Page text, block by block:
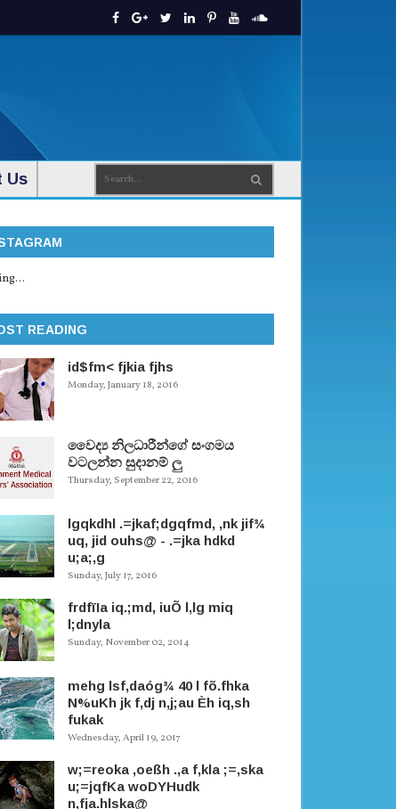
Us
READING
id$fm< fjkia fjhs
Monday, January 18, 2016
වෛද්‍ය නිලධාරීන්ගේ සංගමය
වටලන්න සුදානම් ලු
Thursday, September 22, 2016
lgqkdhl .=jkaf;dgqfmd, ,nk jif¾
uq, jid ouhs@ - .=jka hdkd
u;a;,g
Sunday, July 17, 2016
frdfïIa iq.;md, iuÕ l,lg miq
l;dnyla
Sunday, November 02, 2014
mehg lsf,daóg¾ 40 l fõ.fhka
N%uKh jk f,dj n,j;au Èh iq,sh
fukak
Wednesday, April 19, 2017
w;=reoka ,oeßh .,a f,kla ;=,ska
u;=jqfKa woDYHudk
n,fja.hlska@